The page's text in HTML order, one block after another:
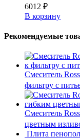
6012 ₽
В корзину
Рекомендуемые
Смеситель
фильтру с
Смеситель
цветным
Плита